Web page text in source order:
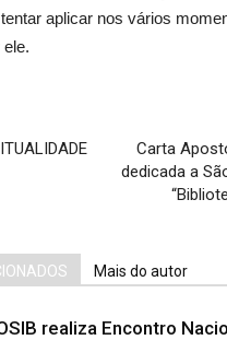
aplicar nos vários
Carta
dedicada a
Mais do autor
realiza Encontro